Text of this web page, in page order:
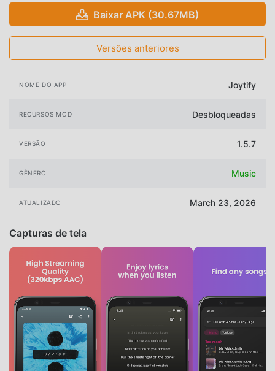
Baixar APK (30.67MB)
Versões anteriores
NOME DO APP Joytify
RECURSOS MOD Desbloqueadas
VERSÃO 1.5.7
GÊNERO Music
ATUALIZADO March 23, 2026
Capturas de tela